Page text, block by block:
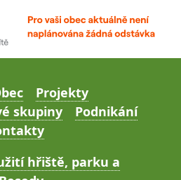
Projekty
skupiny
Podnikání
hřiště, parku a